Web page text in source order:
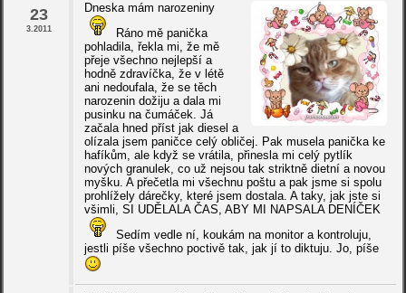
23
3.2011
Dneska mám narozeniny
Ráno mě panička
pohladila, řekla mi, že mě
přeje všechno nejlepší a
hodně zdravíčka, že v létě
ani nedoufala, že se těch
narozenin dožiju a dala mi
pusinku na čumáček. Já
začala hned příst jak diesel a
olízala jsem paničce celý obličej. Pak musela panička ke
hafíkům, ale když se vrátila, přinesla mi celý pytlík
nových granulek, co už nejsou tak striktně dietní a novou
myšku. A přečetla mi všechnu poštu a pak jsme si spolu
prohlížely dárečky, které jsem dostala. A taky, jak jste si
všimli, SI UDĚLALA ČAS, ABY MI NAPSALA DENÍČEK
Sedím vedle ní, koukám na monitor a kontroluju,
jestli píše všechno poctivě tak, jak jí to diktuju. Jo, píše